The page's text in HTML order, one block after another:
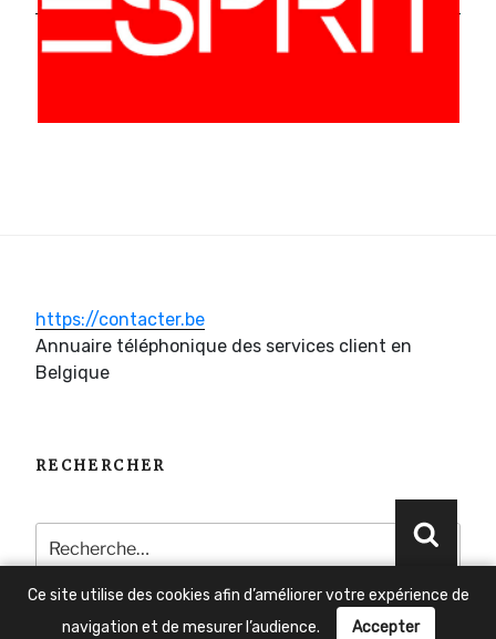
https://contacter.be
Annuaire téléphonique des services client en
Belgique
RECHERCHER
pour
:
Ce site utilise des cookies afin d’améliorer votre expérience de
navigation et de mesurer l’audience.
Accepter